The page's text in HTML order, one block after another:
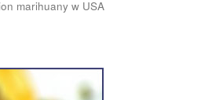
marihuany w USA